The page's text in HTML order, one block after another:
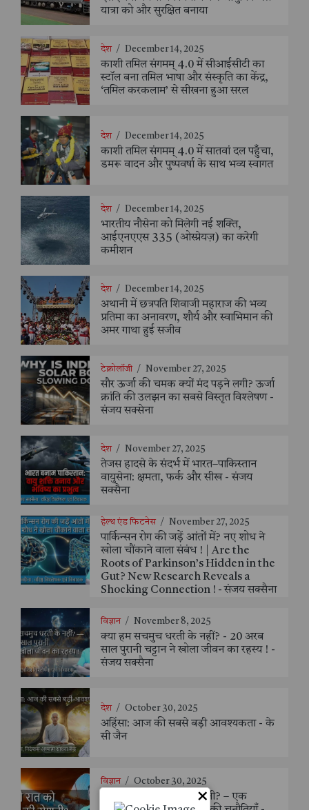
यात्रा को और सुरक्षित बनाया
देश / December 14, 2025
काशी तमिल संगमम् 4.0 में सीआईसीटी का
स्टॉल बना तमिल भाषा और संस्कृति का केंद्र,
‘तमिल करकलाम’ से सीखना हुआ सरल
देश / December 14, 2025
काशी तमिल संगमम् 4.0 में सातवां दल पहुँचा,
डमरू वादन और पुष्पवर्षा के साथ भव्य स्वागत
देश / December 14, 2025
भारतीय नौसेना को मिलेगी नई शक्ति,
आईएनएएस 335 (ओस्प्रेयज़) का करेगी
कमीशन
देश / December 14, 2025
अथानी में छत्रपति शिवाजी महाराज की भव्य
प्रतिमा का अनावरण, शौर्य और स्वाभिमान की
अमर गाथा हुई सजीव
टेक्नोलॉजी / November 27, 2025
सौर ऊर्जा की चमक क्यों मंद पड़ने लगी? ऊर्जा
क्रांति की उलझन का सबसे विस्तृत विश्लेषण -
संजय सक्सेना
देश / November 27, 2025
तेजस हादसे के संदर्भ में भारत–पाकिस्तान
वायुसेना: क्षमता, फर्क और सीख - संजय
सक्सैना
हेल्थ एंड फिटनेस / November 27, 2025
पार्किन्सन रोग की जड़ें आंतों में? नए शोध ने
खोला चौंकाने वाला संबंध ! | Are the
Roots of Parkinson’s Hidden in the
Gut? New Research Reveals a
Shocking Connection ! - संजय सक्सैना
विज्ञान / November 8, 2025
क्या हम सचमुच धरती के नहीं? - 20 अरब
साल पुरानी चट्टान ने खोला जीवन का रहस्य ! -
संजय सक्सैना
देश / October 30, 2025
अहिंसा: आज की सबसे बड़ी आवश्यकता - के
सी जैन
विज्ञान / October 30, 2025
अँधेरी रात को सूरज की रोशनी? – एक
×